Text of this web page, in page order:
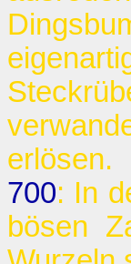
erlösen.
700: In
bösen